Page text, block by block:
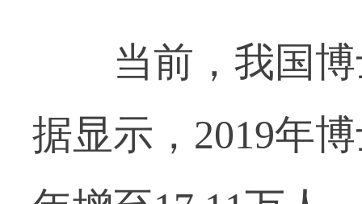
当前，我国博
据显示，2019年